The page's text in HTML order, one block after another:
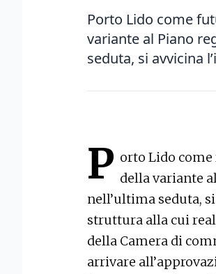
Porto Lido come
variante al Piano
seduta, si avvicina
P orto Lido come
della variante
nell’ultima seduta,
struttura alla cui
della Camera di
arrivare